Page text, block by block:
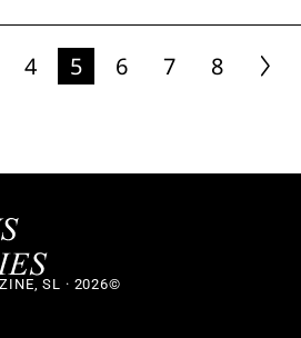
4 5 6 7 8
SL · 2026©